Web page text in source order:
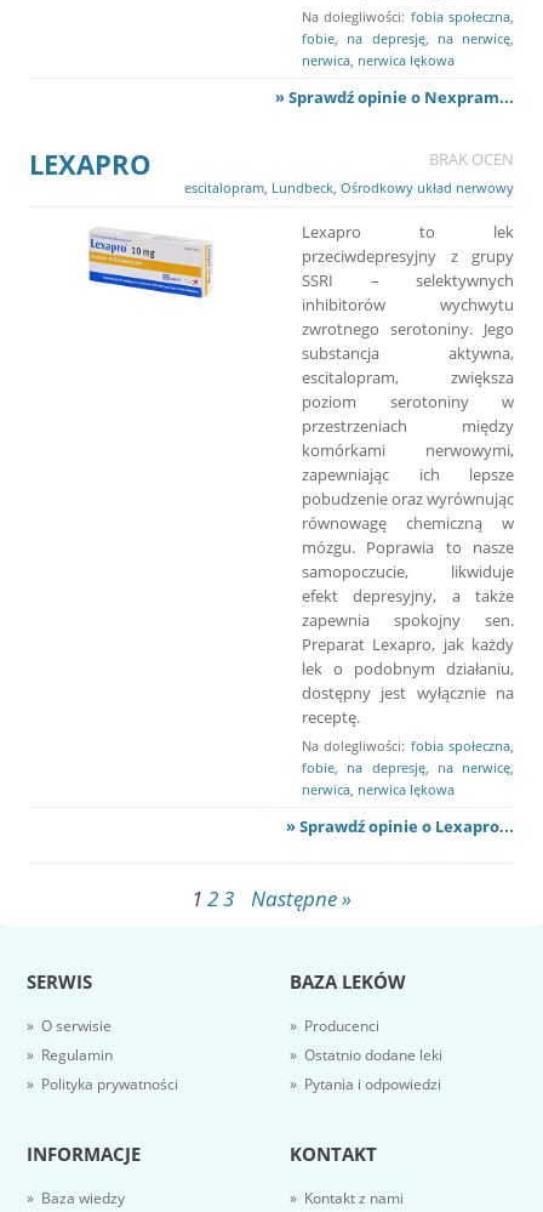
Na dolegliwości: fobia społeczna
fobie
na depresję, na nerwicę
nerwica nerwica lękowa
» Sprawdź opinie o Nexpram...
LEXAPRO BRAK OCEN
escitalopram Lundbeck Ośrodkowy układ nerwowy
Lexapro to lek
przeciwdepresyjny z grupy
SSRI – selektywnych
inhibitorów wychwytu
zwrotnego serotoniny. Jego
substancja aktywna,
escitalopram, zwiększa
poziom serotoniny w
przestrzeniach między
komórkami nerwowymi,
zapewniając ich lepsze
pobudzenie oraz wyrównując
równowagę chemiczną w
mózgu. Poprawia to nasze
samopoczucie, likwiduje
efekt depresyjny, a także
zapewnia spokojny sen.
Preparat Lexapro, jak każdy
lek o podobnym działaniu,
dostępny jest wyłącznie na
receptę.
Na dolegliwości: fobia społeczna
fobie
na depresję, na nerwicę
nerwica nerwica lękowa
» Sprawdź opinie o Lexapro...
1 23 Następne »
SERWIS
» O serwisie
» Regulamin
» Polityka prywatności
BAZA LEKÓW
» Producenci
» Ostatnio dodane leki
» Pytania i odpowiedzi
INFORMACJE
» Baza wiedzy
KONTAKT
» Kontakt z nami